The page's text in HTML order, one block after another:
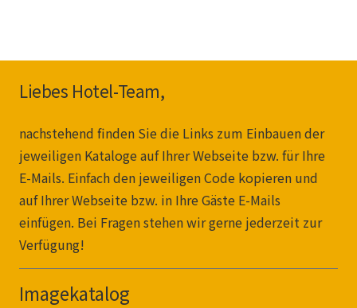
Liebes Hotel-Team,
nachstehend finden Sie die Links zum Einbauen der
jeweiligen Kataloge auf Ihrer Webseite bzw. für Ihre
E-Mails. Einfach den jeweiligen Code kopieren und
auf Ihrer Webseite bzw. in Ihre Gäste E-Mails
einfügen. Bei Fragen stehen wir gerne jederzeit zur
Verfügung!
Imagekatalog